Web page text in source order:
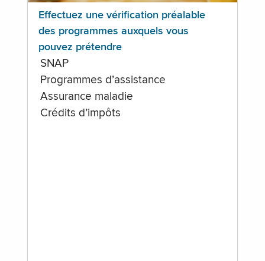
Effectuez une vérification préalable
des programmes auxquels vous
pouvez prétendre
SNAP
Programmes d’assistance
Assurance maladie
Crédits d’impôts